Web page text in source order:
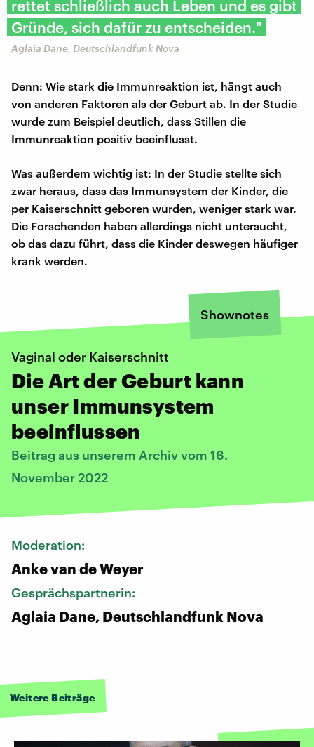
rettet schließlich auch Leben und es gibt
Gründe, sich dafür zu entscheiden."
Aglaia Dane, Deutschlandfunk Nova
Denn: Wie stark die Immunreaktion ist, hängt auch
von anderen Faktoren als der Geburt ab. In der Studie
wurde zum Beispiel deutlich, dass Stillen die
Immunreaktion positiv beeinflusst.
Was außerdem wichtig ist: In der Studie stellte sich
zwar heraus, dass das Immunsystem der Kinder, die
per Kaiserschnitt geboren wurden, weniger stark war.
Die Forschenden haben allerdings nicht untersucht,
ob das dazu führt, dass die Kinder deswegen häufiger
krank werden.
Shownotes
Vaginal oder Kaiserschnitt
Die Art der Geburt kann
unser Immunsystem
beeinflussen
Beitrag aus unserem Archiv vom 16.
November 2022
Moderation:
Anke van de Weyer
Gesprächspartnerin:
Aglaia Dane, Deutschlandfunk Nova
Weitere Beiträge